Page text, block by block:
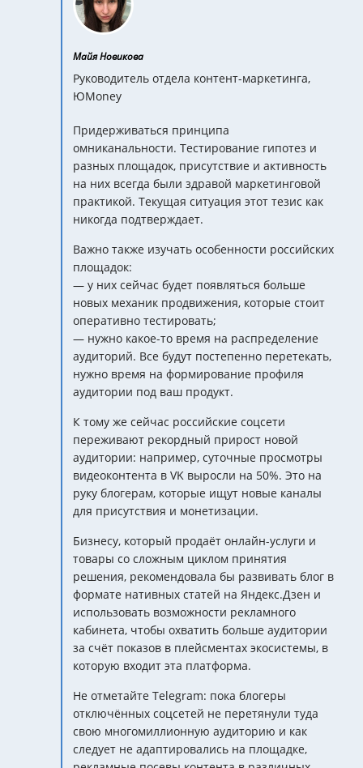
Майя Новикова
Руководитель отдела контент-маркетинга,
ЮMoney
Придерживаться принципа
омниканальности. Тестирование гипотез и
разных площадок, присутствие и активность
на них всегда были здравой маркетинговой
практикой. Текущая ситуация этот тезис как
никогда подтверждает.
Важно также изучать особенности российских
площадок:
— у них сейчас будет появляться больше
новых механик продвижения, которые стоит
оперативно тестировать;
— нужно какое-то время на распределение
аудиторий. Все будут постепенно перетекать,
нужно время на формирование профиля
аудитории под ваш продукт.
К тому же сейчас российские соцсети
переживают рекордный прирост новой
аудитории: например, суточные просмотры
видеоконтента в VK выросли на 50%. Это на
руку блогерам, которые ищут новые каналы
для присутствия и монетизации.
Бизнесу, который продаёт онлайн-услуги и
товары со сложным циклом принятия
решения, рекомендовала бы развивать блог в
формате нативных статей на Яндекс.Дзен и
использовать возможности рекламного
кабинета, чтобы охватить больше аудитории
за счёт показов в плейсментах экосистемы, в
которую входит эта платформа.
Не отметайте Telegram: пока блогеры
отключённых соцсетей не перетянули туда
свою многомиллионную аудиторию и как
следует не адаптировались на площадке,